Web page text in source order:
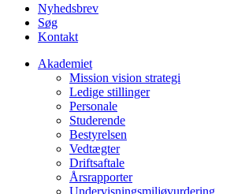
Nyhedsbrev
Søg
Kontakt
Akademiet
Mission vision strategi
Ledige stillinger
Personale
Studerende
Bestyrelsen
Vedtægter
Driftsaftale
Årsrapporter
Undervisningsmiljøvurdering